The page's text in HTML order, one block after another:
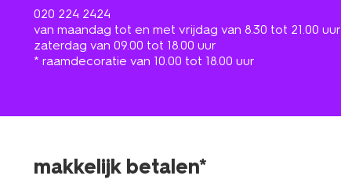
020 224 2424
van maandag tot en met vrijdag van 8.30 tot 21.00 uur
zaterdag van 09.00 tot 18.00 uur
* raamdecoratie van 10.00 tot 18.00 uur
makkelijk betalen*